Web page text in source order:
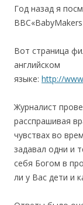
Год назад я
Вот страница
английском
языке: http://
Журналист
расспрашивая
чувствах во
задавал одни и
себя Богом в
ли у Вас дети и